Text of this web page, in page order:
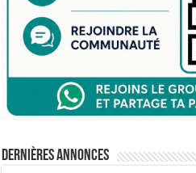
Dernières annonces